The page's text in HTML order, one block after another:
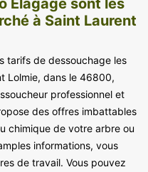
à Saint Laurent
tarifs de dessouchage les
Lolmie, dans le 46800,
professionnel et
des offres imbattables
chimique de votre arbre ou
informations, vous
de travail. Vous pouvez